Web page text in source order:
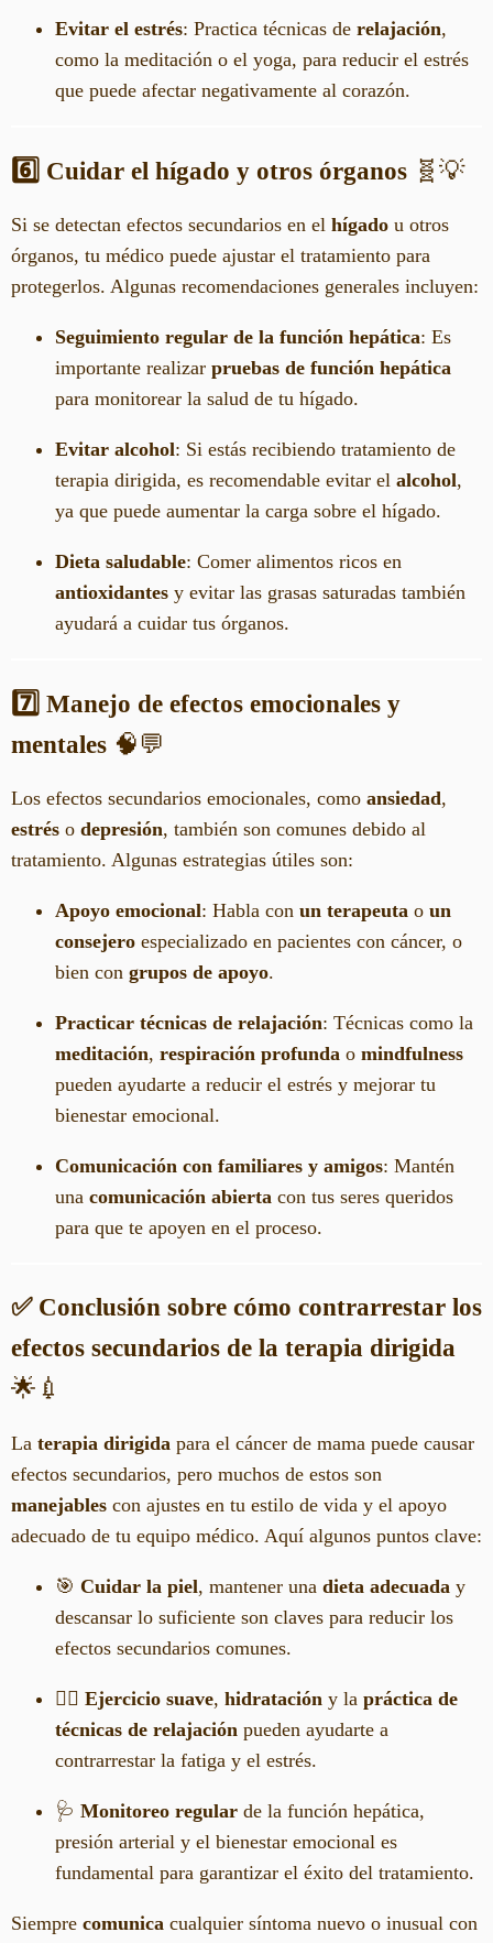
Evitar el estrés: Practica técnicas de relajación,
como la meditación o el yoga, para reducir el estrés
que puede afectar negativamente al corazón.
6️⃣ Cuidar el hígado y otros órganos 🧬💡
Si se detectan efectos secundarios en el hígado u otros
órganos, tu médico puede ajustar el tratamiento para
protegerlos. Algunas recomendaciones generales incluyen:
Seguimiento regular de la función hepática: Es
importante realizar pruebas de función hepática
para monitorear la salud de tu hígado.
Evitar alcohol: Si estás recibiendo tratamiento de
terapia dirigida, es recomendable evitar el alcohol,
ya que puede aumentar la carga sobre el hígado.
Dieta saludable: Comer alimentos ricos en
antioxidantes y evitar las grasas saturadas también
ayudará a cuidar tus órganos.
7️⃣ Manejo de efectos emocionales y
mentales 🧠💬
Los efectos secundarios emocionales, como ansiedad,
estrés o depresión, también son comunes debido al
tratamiento. Algunas estrategias útiles son:
Apoyo emocional: Habla con un terapeuta o un
consejero especializado en pacientes con cáncer, o
bien con grupos de apoyo.
Practicar técnicas de relajación: Técnicas como la
meditación, respiración profunda o mindfulness
pueden ayudarte a reducir el estrés y mejorar tu
bienestar emocional.
Comunicación con familiares y amigos: Mantén
una comunicación abierta con tus seres queridos
para que te apoyen en el proceso.
✅ Conclusión sobre cómo contrarrestar los
efectos secundarios de la terapia dirigida
🌟💉
La terapia dirigida para el cáncer de mama puede causar
efectos secundarios, pero muchos de estos son
manejables con ajustes en tu estilo de vida y el apoyo
adecuado de tu equipo médico. Aquí algunos puntos clave:
🎯 Cuidar la piel, mantener una dieta adecuada y
descansar lo suficiente son claves para reducir los
efectos secundarios comunes.
🧘‍♀️ Ejercicio suave, hidratación y la práctica de
técnicas de relajación pueden ayudarte a
contrarrestar la fatiga y el estrés.
🩺 Monitoreo regular de la función hepática,
presión arterial y el bienestar emocional es
fundamental para garantizar el éxito del tratamiento.
Siempre comunica cualquier síntoma nuevo o inusual con